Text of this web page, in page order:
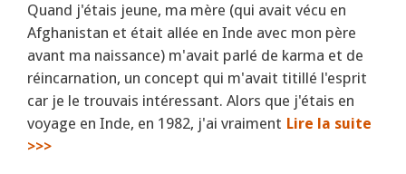
Quand j'étais jeune, ma mère (qui avait vécu en
Afghanistan et était allée en Inde avec mon père
avant ma naissance) m'avait parlé de karma et de
réincarnation, un concept qui m'avait titillé l'esprit
car je le trouvais intéressant. Alors que j'étais en
voyage en Inde, en 1982, j'ai vraiment Lire la suite
>>>